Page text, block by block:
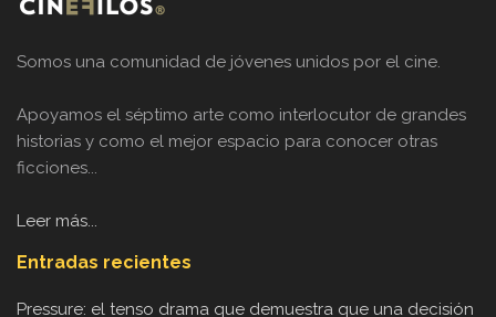
Somos una comunidad de jóvenes unidos por el cine.
Apoyamos el séptimo arte como interlocutor de grandes
historias y como el mejor espacio para conocer otras
ficciones...
Leer más...
Entradas recientes
Pressure: el tenso drama que demuestra que una decisión